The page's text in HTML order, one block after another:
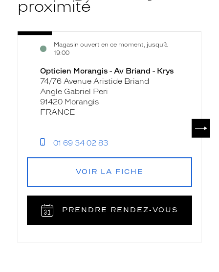
proximité
Opticien
Morangis
Briand
Magasin ouvert en ce moment, jusqu’à
19:00
Voir
Opticien Morangis - Av Briand - Krys
74/76 Avenue Aristide Briand
Angle Gabriel Peri
91420 Morangis
FRANCE
01 69 34 02 83
VOIR LA FICHE
PRENDRE RENDEZ‑VOUS